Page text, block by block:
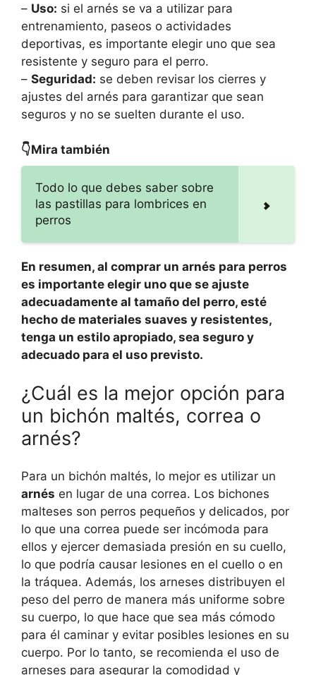
– Uso: si el arnés se va a utilizar para
entrenamiento, paseos o actividades
deportivas, es importante elegir uno que sea
resistente y seguro para el perro.
– Seguridad: se deben revisar los cierres y
ajustes del arnés para garantizar que sean
seguros y no se suelten durante el uso.
👇Mira también
Todo lo que debes saber sobre
las pastillas para lombrices en
perros
En resumen, al comprar un arnés para perros
es importante elegir uno que se ajuste
adecuadamente al tamaño del perro, esté
hecho de materiales suaves y resistentes,
tenga un estilo apropiado, sea seguro y
adecuado para el uso previsto.
¿Cuál es la mejor opción para
un bichón maltés, correa o
arnés?
Para un bichón maltés, lo mejor es utilizar un
arnés en lugar de una correa. Los bichones
malteses son perros pequeños y delicados, por
lo que una correa puede ser incómoda para
ellos y ejercer demasiada presión en su cuello,
lo que podría causar lesiones en el cuello o en
la tráquea. Además, los arneses distribuyen el
peso del perro de manera más uniforme sobre
su cuerpo, lo que hace que sea más cómodo
para él caminar y evitar posibles lesiones en su
cuerpo. Por lo tanto, se recomienda el uso de
arneses para asegurar la comodidad y